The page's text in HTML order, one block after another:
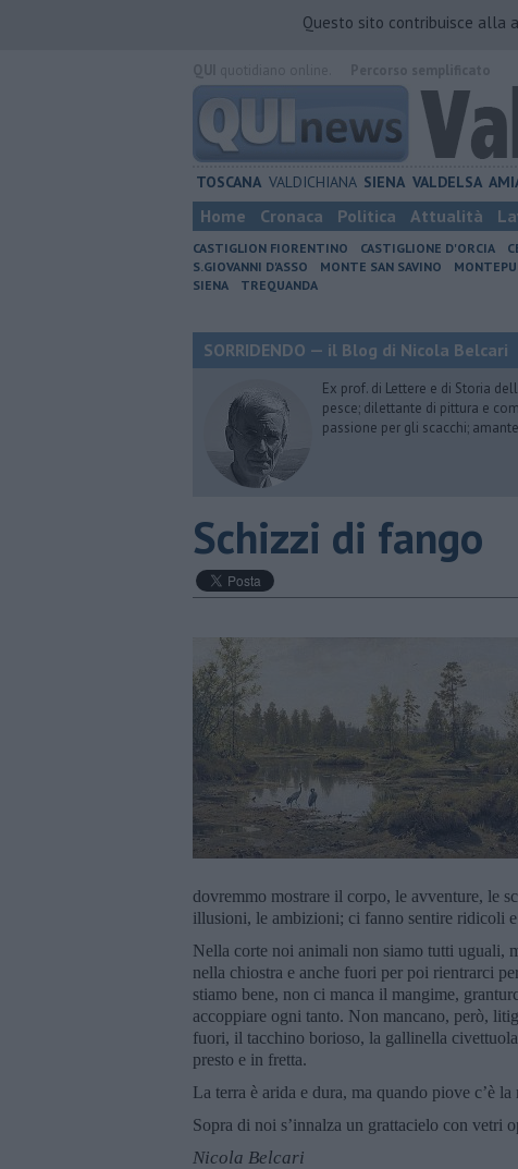
Questo sito contribuisce alla
TOSCANA VALDICHIANA SIENA VALDELSA
Home Cronaca Politica Attualità
CASTIGLION FIORENTINO CASTIGLIONE D'ORCIA
S.GIOVANNI D'ASSO
MONTE SAN SAVINO
SIENA
TREQUANDA
SORRIDENDO — il Blog di Nicola Belcari
Ex prof. di Lettere e di Storia
pesce; dilettante di pittura e
passione per gli scacchi;
Schizzi di fango
dovremmo mostrare il corpo, le avventure, le
illusioni, le ambizioni; ci fanno sentire ridicoli
Nella corte noi animali non siamo tutti uguali,
nella chiostra e anche fuori per poi rientrarci
stiamo bene, non ci manca il mangime,
accoppiare ogni tanto. Non mancano, però,
fuori, il tacchino borioso, la gallinella
presto e in fretta.
La terra è arida e dura, ma quando piove c’è
Sopra di noi s’innalza un grattacielo con vetri
Nicola Belcari